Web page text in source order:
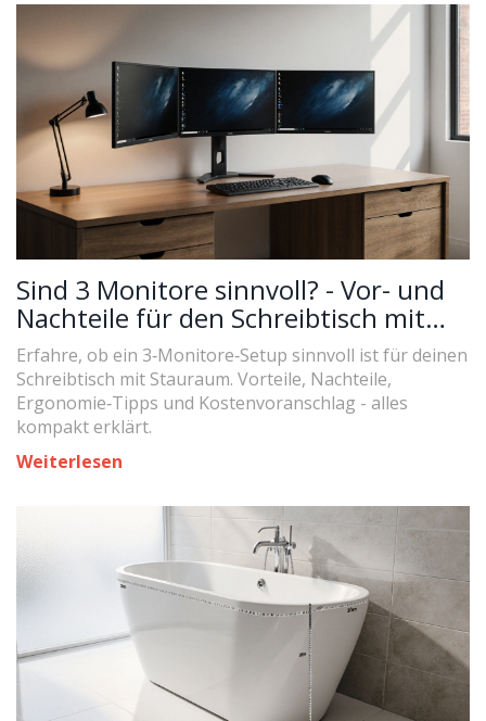
Sind 3 Monitore sinnvoll? - Vor- und
Nachteile für den Schreibtisch mit
Stauraum
Erfahre, ob ein 3‑Monitore‑Setup sinnvoll ist für deinen
Schreibtisch mit Stauraum. Vorteile, Nachteile,
Ergonomie‑Tipps und Kostenvoranschlag - alles
kompakt erklärt.
Weiterlesen